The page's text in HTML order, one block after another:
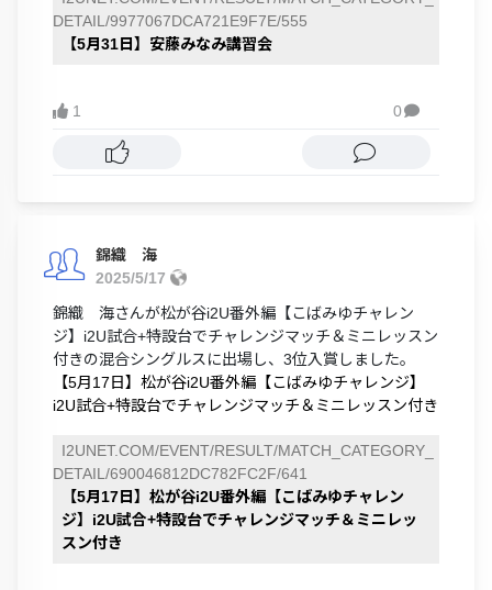
DETAIL/9977067DCA721E9F7E/555
【5月31日】安藤みなみ講習会
1 0
錦織 海
2025/5/17
錦織 海さんが松が谷i2U番外編【こばみゆチャレン
ジ】i2U試合+特設台でチャレンジマッチ＆ミニレッスン
付きの混合シングルスに出場し、3位入賞しました。
【5月17日】松が谷i2U番外編【こばみゆチャレンジ】
i2U試合+特設台でチャレンジマッチ＆ミニレッスン付き
I2UNET.COM/EVENT/RESULT/MATCH_CATEGORY_
DETAIL/690046812DC782FC2F/641
【5月17日】松が谷i2U番外編【こばみゆチャレン
ジ】i2U試合+特設台でチャレンジマッチ＆ミニレッ
スン付き